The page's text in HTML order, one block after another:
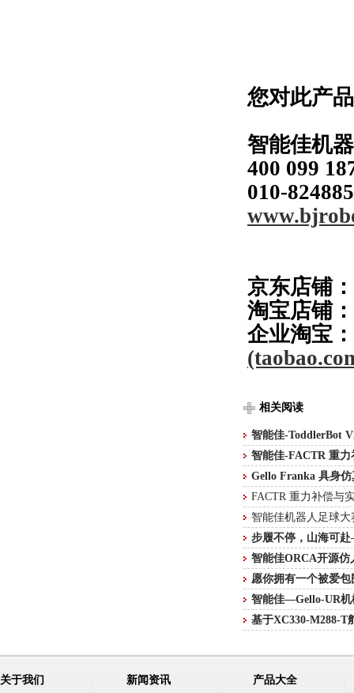
您对此产
智能佳机
400 099
010-
京东店铺：
淘宝店铺：
企业淘宝：
相关阅读
智能佳-ToddlerBot
智能佳-FACTR 重
Gello Franka 具身
FACTR 重力补偿与
智能佳机器人足球大
步履不停，山海可
智能佳ORCA开源仿
愿你拥有一个被爱
智能佳—Gello-UR
基于XC330-M288-T
关于我们
新闻资讯
产品大全